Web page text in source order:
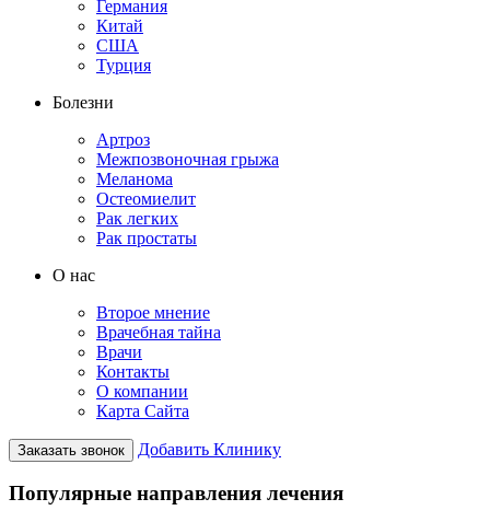
Германия
Китай
США
Турция
Болезни
Артроз
Межпозвоночная грыжа
Меланома
Остеомиелит
Рак легких
Рак простаты
О нас
Второе мнение
Врачебная тайна
Врачи
Контакты
О компании
Карта Сайта
Заказать звонок Добавить Клинику
Популярные направления лечения